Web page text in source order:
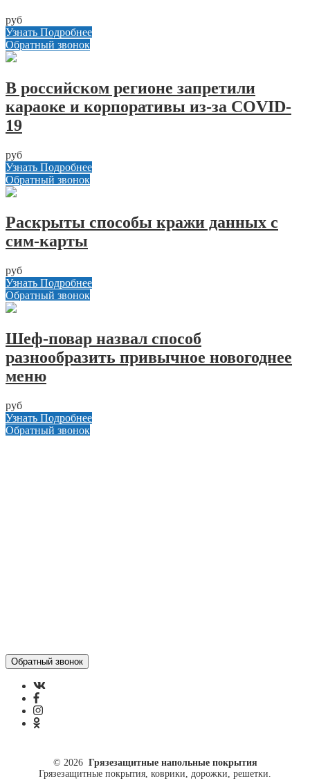
руб
Узнать Подробнее
Обратный звонок
В российском регионе запретили
караоке и корпоративы из-за COVID-
19
руб
Узнать Подробнее
Обратный звонок
Раскрыты способы кражи данных с
сим-карты
руб
Узнать Подробнее
Обратный звонок
Шеф-повар назвал способ
разнообразить привычное новогоднее
меню
руб
Узнать Подробнее
Обратный звонок
© 2026 Грязезащитные напольные покрытия
Грязезащитные покрытия, коврики, дорожки, решетки.